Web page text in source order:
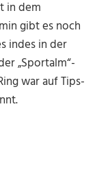
in dem
gibt es noch
indes in der
„Sportalm“-
war auf Tips-